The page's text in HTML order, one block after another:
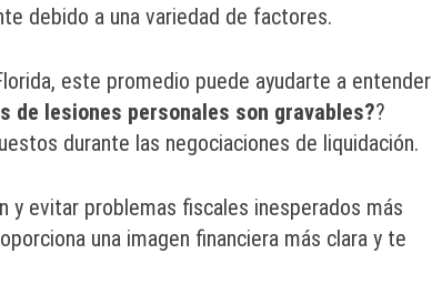
debido a una variedad de factores.
este promedio puede ayudarte a entender
de lesiones personales son gravables??
durante las negociaciones de liquidación.
evitar problemas fiscales inesperados más
una imagen financiera más clara y te